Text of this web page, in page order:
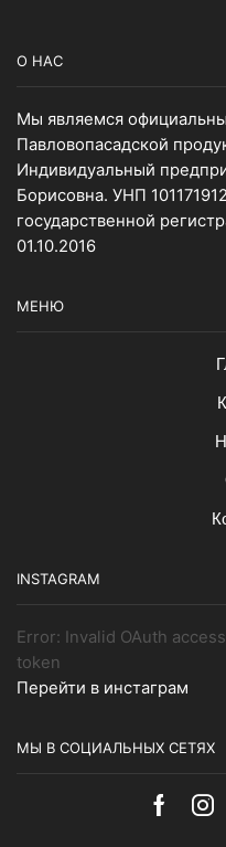
О НАС
Мы являемся
Павловопасадской
Индивидуальный
Борисовна. УНП
государственной
01.10.2016
МЕНЮ
INSTAGRAM
Error: Invalid OAuth
token
Перейти в инстаграм
МЫ В СОЦИАЛЬНЫХ СЕТЯХ